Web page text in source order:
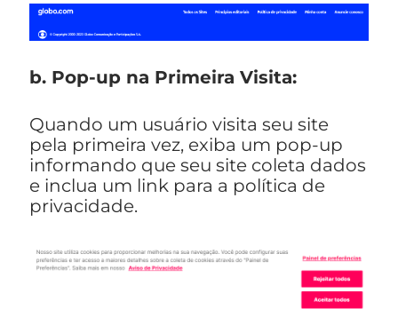
b. Pop-up na Primeira Visita:
Quando um usuário visita seu site
pela primeira vez, exiba um pop-up
informando que seu site coleta dados
e inclua um link para a política de
privacidade.